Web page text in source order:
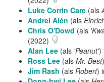
Luke Corrin Care (als
Andrei Alén (als
Chris O'Dowd (als
(2022)
Alan Lee (als 'Peanut')
Ross Lee (als Mr. Best
Jim Rash (als Robert)